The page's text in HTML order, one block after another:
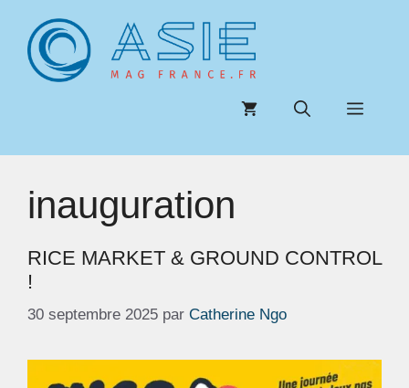
contenu
Menu
inauguration
RICE MARKET & GROUND CONTROL
!
30 septembre 2025 par Catherine Ngo